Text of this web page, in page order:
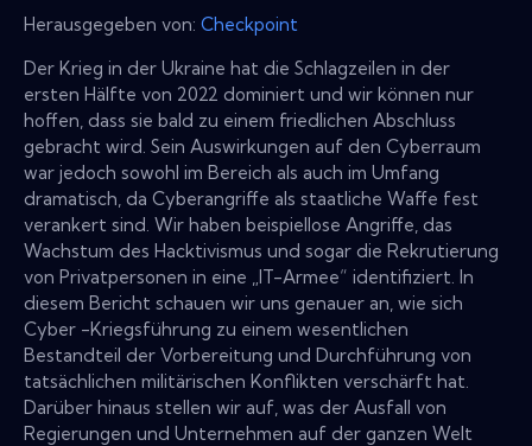
Herausgegeben von: Checkpoint
Der Krieg in der Ukraine hat die Schlagzeilen in der
ersten Hälfte von 2022 dominiert und wir können nur
hoffen, dass sie bald zu einem friedlichen Abschluss
gebracht wird. Sein Auswirkungen auf den Cyberraum
war jedoch sowohl im Bereich als auch im Umfang
dramatisch, da Cyberangriffe als staatliche Waffe fest
verankert sind. Wir haben beispiellose Angriffe, das
Wachstum des Hacktivismus und sogar die Rekrutierung
von Privatpersonen in eine „IT-Armee“ identifiziert. In
diesem Bericht schauen wir uns genauer an, wie sich
Cyber ​​-Kriegsführung zu einem wesentlichen
Bestandteil der Vorbereitung und Durchführung von
tatsächlichen militärischen Konflikten verschärft hat.
Darüber hinaus stellen wir auf, was der Ausfall von
Regierungen und Unternehmen auf der ganzen Welt